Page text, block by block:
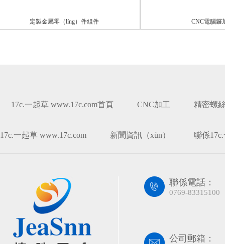
定製金屬零（líng）件組件 CNC電腦鑼加工
17c.一起草 www.17c.com首頁 CNC加工 精密螺
17c.一起草 www.17c.com 新聞資訊（xùn） 聯係
聯係電話：
0769-83315100
公司郵箱：